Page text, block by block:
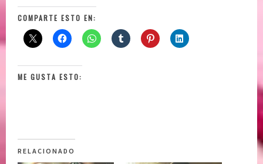
COMPARTE ESTO EN:
ME GUSTA ESTO:
RELACIONADO